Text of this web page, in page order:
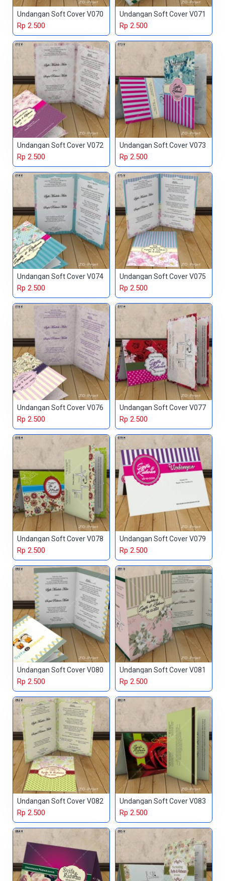
Undangan Soft Cover V070
Rp 2.500
Undangan Soft Cover V071
Rp 2.500
Undangan Soft Cover V072
Rp 2.500
Undangan Soft Cover V073
Rp 2.500
Undangan Soft Cover V074
Rp 2.500
Undangan Soft Cover V075
Rp 2.500
Undangan Soft Cover V076
Rp 2.500
Undangan Soft Cover V077
Rp 2.500
Undangan Soft Cover V078
Rp 2.500
Undangan Soft Cover V079
Rp 2.500
Undangan Soft Cover V080
Rp 2.500
Undangan Soft Cover V081
Rp 2.500
Undangan Soft Cover V082
Rp 2.500
Undangan Soft Cover V083
Rp 2.500